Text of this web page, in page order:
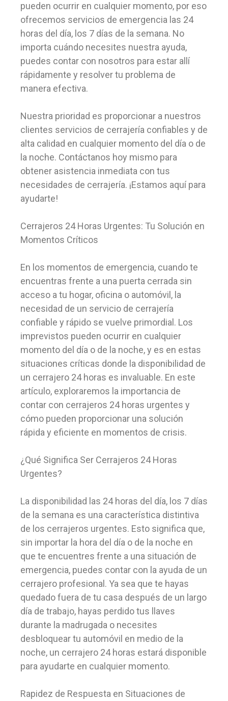
pueden ocurrir en cualquier momento, por eso
ofrecemos servicios de emergencia las 24
horas del día, los 7 días de la semana. No
importa cuándo necesites nuestra ayuda,
puedes contar con nosotros para estar allí
rápidamente y resolver tu problema de
manera efectiva.
Nuestra prioridad es proporcionar a nuestros
clientes servicios de cerrajería confiables y de
alta calidad en cualquier momento del día o de
la noche. Contáctanos hoy mismo para
obtener asistencia inmediata con tus
necesidades de cerrajería. ¡Estamos aquí para
ayudarte!
Cerrajeros 24 Horas Urgentes: Tu Solución en
Momentos Críticos
En los momentos de emergencia, cuando te
encuentras frente a una puerta cerrada sin
acceso a tu hogar, oficina o automóvil, la
necesidad de un servicio de cerrajería
confiable y rápido se vuelve primordial. Los
imprevistos pueden ocurrir en cualquier
momento del día o de la noche, y es en estas
situaciones críticas donde la disponibilidad de
un cerrajero 24 horas es invaluable. En este
artículo, exploraremos la importancia de
contar con cerrajeros 24 horas urgentes y
cómo pueden proporcionar una solución
rápida y eficiente en momentos de crisis.
¿Qué Significa Ser Cerrajeros 24 Horas
Urgentes?
La disponibilidad las 24 horas del día, los 7 días
de la semana es una característica distintiva
de los cerrajeros urgentes. Esto significa que,
sin importar la hora del día o de la noche en
que te encuentres frente a una situación de
emergencia, puedes contar con la ayuda de un
cerrajero profesional. Ya sea que te hayas
quedado fuera de tu casa después de un largo
día de trabajo, hayas perdido tus llaves
durante la madrugada o necesites
desbloquear tu automóvil en medio de la
noche, un cerrajero 24 horas estará disponible
para ayudarte en cualquier momento.
Rapidez de Respuesta en Situaciones de